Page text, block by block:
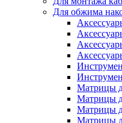
Для обжима
Матрицы
Матрицы
Матрицы
Матрицы